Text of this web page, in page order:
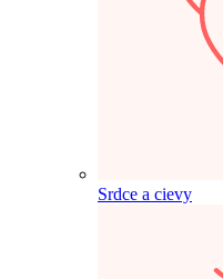
Srdce a cievy